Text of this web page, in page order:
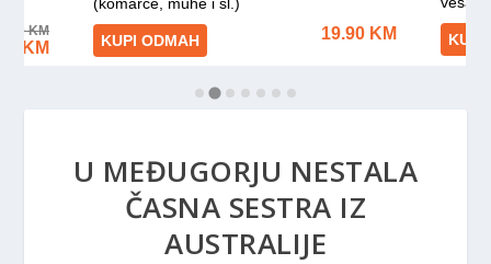
U MEĐUGORJU NESTALA
ČASNA SESTRA IZ
AUSTRALIJE